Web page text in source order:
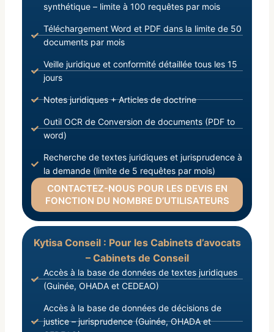
synthétique – limite à 100 requêtes par mois
Téléchargement Word et PDF dans la limite de 50
documents par mois
Veille juridique et conformité détaillée tous les 15
jours
Notes juridiques + Articles de doctrine
Outil OCR de Conversion de documents (PDF to
word)
Recherche de textes juridiques et jurisprudence à
la demande (limite de 5 requêtes par mois)
CONTACTEZ-NOUS POUR LES DEVIS EN
FONCTION DU NOMBRE D’UTILISATEURS
Kytisa Conseil : Pour les Cabinets d’avocats
– Cabinets de Conseil
Accès à la base de données de textes juridiques
(Guinée, OHADA et CEDEAO)
Accès à la base de données de décisions de
justice – jurisprudence (Guinée, OHADA et